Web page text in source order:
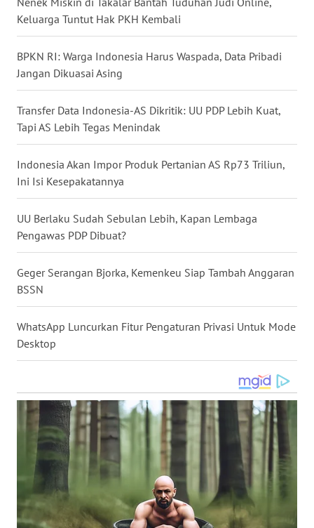
Keluarga Tuntut Hak PKH Kembali
BPKN RI: Warga Indonesia Harus Waspada, Data Pribadi
Jangan Dikuasai Asing
Transfer Data Indonesia-AS Dikritik: UU PDP Lebih Kuat,
Tapi AS Lebih Tegas Menindak
Indonesia Akan Impor Produk Pertanian AS Rp73 Triliun,
Ini Isi Kesepakatannya
UU Berlaku Sudah Sebulan Lebih, Kapan Lembaga
Pengawas PDP Dibuat?
Geger Serangan Bjorka, Kemenkeu Siap Tambah Anggaran
BSSN
WhatsApp Luncurkan Fitur Pengaturan Privasi Untuk Mode
Desktop
WN
WN
WN
JATIM
BALI
WN
KALBAR
WN
KALTENG
WN
KALTARA
KALSEL
WN
KALTIM
SULSEL